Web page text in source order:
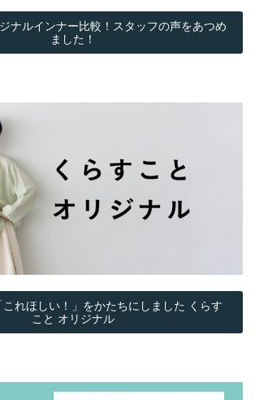
ナルインナー比較！スタッフの声をあつめ
ました！
れほしい！」をかたちにしました くらす
こと オリジナル